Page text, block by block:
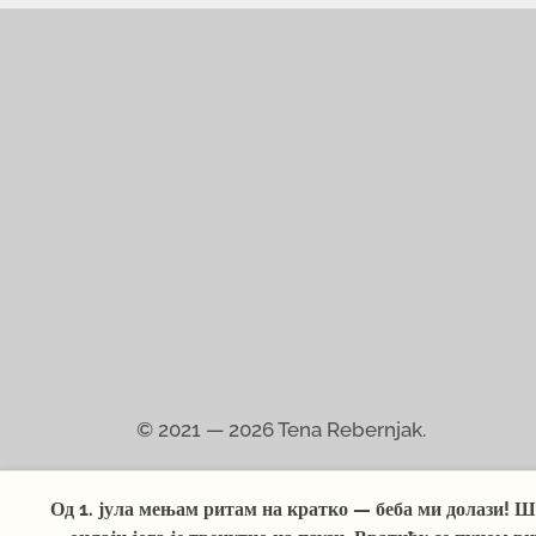
© 2021 — 2026Tena Rebernjak.
Импресум Заштита приватности
Од 1. јула мењам ритам на кратко — беба ми долази!